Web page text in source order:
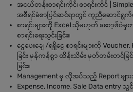
အငယ်တန်းစာရင်းကိုင်၊ စာရင်းကိုင် |
အစီရင်ခံစာပြင်ဆင်ရာတွင် ကူညီဆောင်ရွက်ပေ
စာရင်းများကို Excel သိုမဟုတ် ဆော့ဖ်ဝဲမှ
စာရင်းရေးသွင်းခြင်း။
ငွေပေးချေ /ရရှိငွေ စာရင်းများကို Voucher,
ခြင်း မှန်ကန်စွာ ထိန်းသိမ်း မှတ်တမ်းတင်ခြ
ခြင်း။
Management မှ လိုအပ်သည့် Report များအ
Expense, Income, Sale Data entry သွင်း